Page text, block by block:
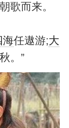
歌而来。
海任遨游;大
。”